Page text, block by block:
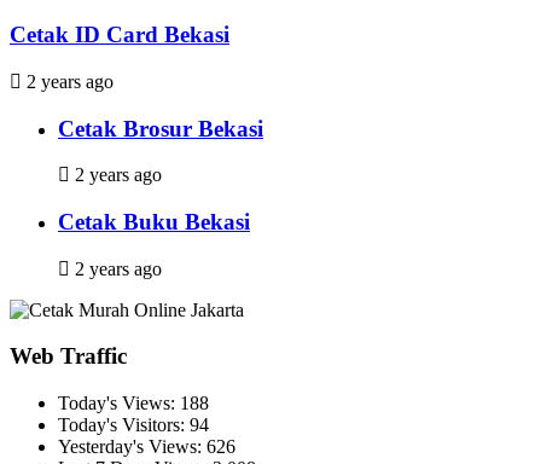
Cetak ID Card Bekasi
2 years ago
Cetak Brosur Bekasi
2 years ago
Cetak Buku Bekasi
2 years ago
Web Traffic
Today's Views: 188
Today's Visitors: 94
Yesterday's Views: 626